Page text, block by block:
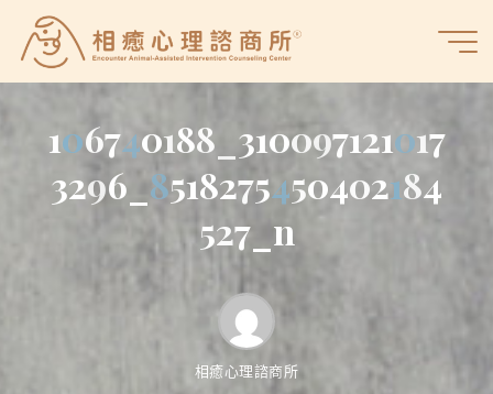
content
癒
理
諮
商
所
10
0674
40188 3100971210
017
3296 _8
85182754
4504021
184
527_n
相癒心理諮商所